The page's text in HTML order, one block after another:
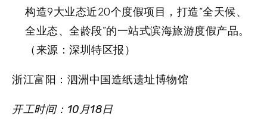
构造9大业态近20个度假项目，打造“全天候、
全业态、全龄段”的一站式滨海旅游度假产品。
（来源：深圳特区报）
浙江富阳：泗洲中国造纸遗址博物馆
开工时间：10月18日